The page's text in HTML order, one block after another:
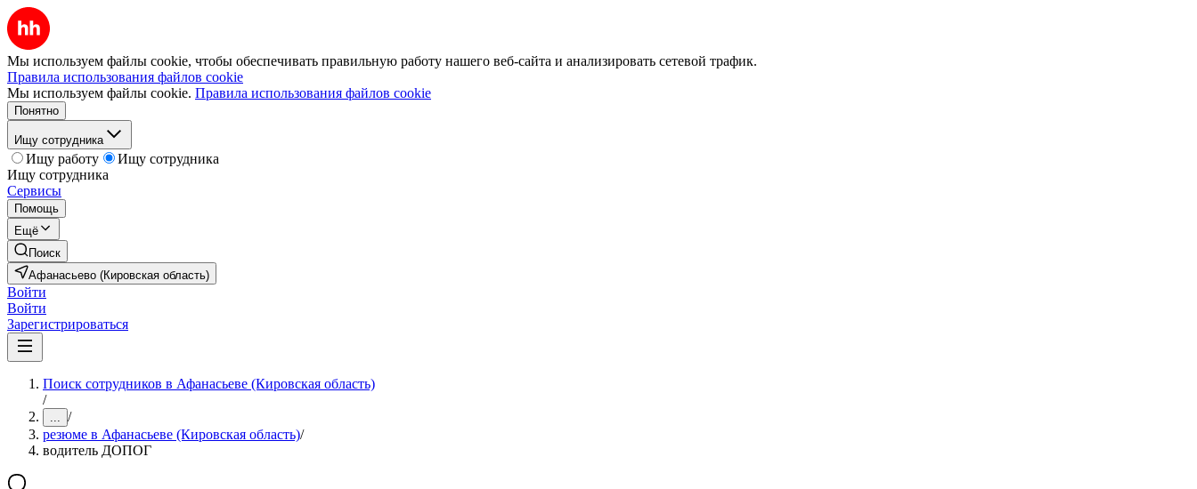
Мы используем файлы cookie, чтобы обеспечивать правильную работу нашего веб-сайта и анализировать сетевой трафик.
Правила использования файлов cookie
Мы используем файлы cookie. Правила использования файлов cookie
Понятно
Ищу сотрудника
Ищу работу
Ищу сотрудника
Ищу сотрудника
Сервисы
Помощь
Ещё
Поиск
Афанасьево (Кировская область)
Войти
Войти
Зарегистрироваться
Поиск сотрудников в Афанасьеве (Кировская область)
/
... /
резюме в Афанасьеве (Кировская область)/
водитель ДОПОГ